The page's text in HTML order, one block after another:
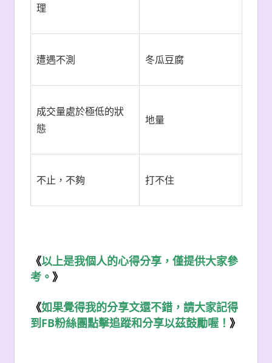
理
遭遇不測 冬瓜豆腐
成交量處於極低的狀
態
地量
不止，不夠 打不住
《以上是我個人的心得分享，僅提供大家參
考。 》
《如果覺得我的分享文還不錯，請大家記得
到 FB粉絲團點擊追蹤和分享以茲鼓勵喔！ 》